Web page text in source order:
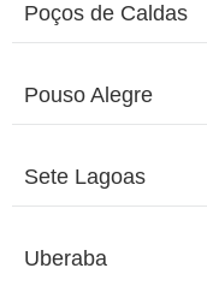
Poços de Caldas
Pouso Alegre
Sete Lagoas
Uberaba